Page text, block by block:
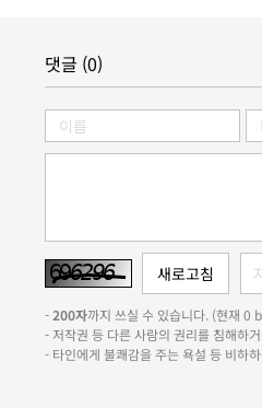
댓글 (0)
-200자까지 쓰실 수 있습니다. (현재
- 저작권 등 다른 사람의 권리를 침해하
- 타인에게 불쾌감을 주는 욕설 등 비하